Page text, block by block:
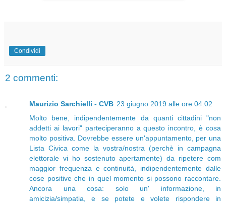
Condividi
2 commenti:
Maurizio Sarchielli - CVB 23 giugno 2019 alle ore 04:02
Molto bene, indipendentemente da quanti cittadini "non
addetti ai lavori" parteciperanno a questo incontro, è cosa
molto positiva. Dovrebbe essere un'appuntamento, per una
Lista Civica come la vostra/nostra (perchè in campagna
elettorale vi ho sostenuto apertamente) da ripetere com
maggior frequenza e continuità, indipendentemente dalle
cose positive che in quel momento si possono raccontare.
Ancora una cosa: solo un' informazione, in
amicizia/simpatia, e se potete e volete rispondere in